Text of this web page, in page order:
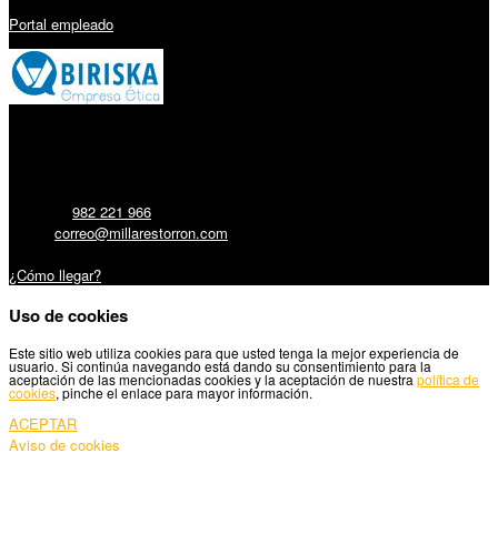
Portal empleado
982 221 966
correo@millarestorron.com
¿Cómo llegar?
Uso de cookies
Este sitio web utiliza cookies para que usted tenga la mejor experiencia de
usuario. Si continúa navegando está dando su consentimiento para la
aceptación de las mencionadas cookies y la aceptación de nuestra política de
cookies, pinche el enlace para mayor información.
ACEPTAR
Aviso de cookies